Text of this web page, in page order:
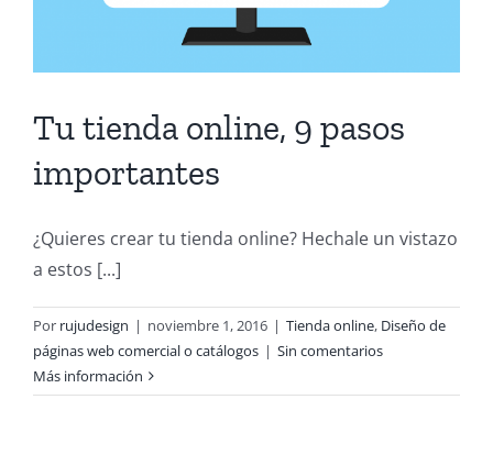
Tu tienda online, 9 pasos
importantes
¿Quieres crear tu tienda online? Hechale un vistazo
a estos [...]
Por rujudesign | noviembre 1, 2016 | Tienda online, Diseño de
páginas web comercial o catálogos | Sin comentarios
Más información